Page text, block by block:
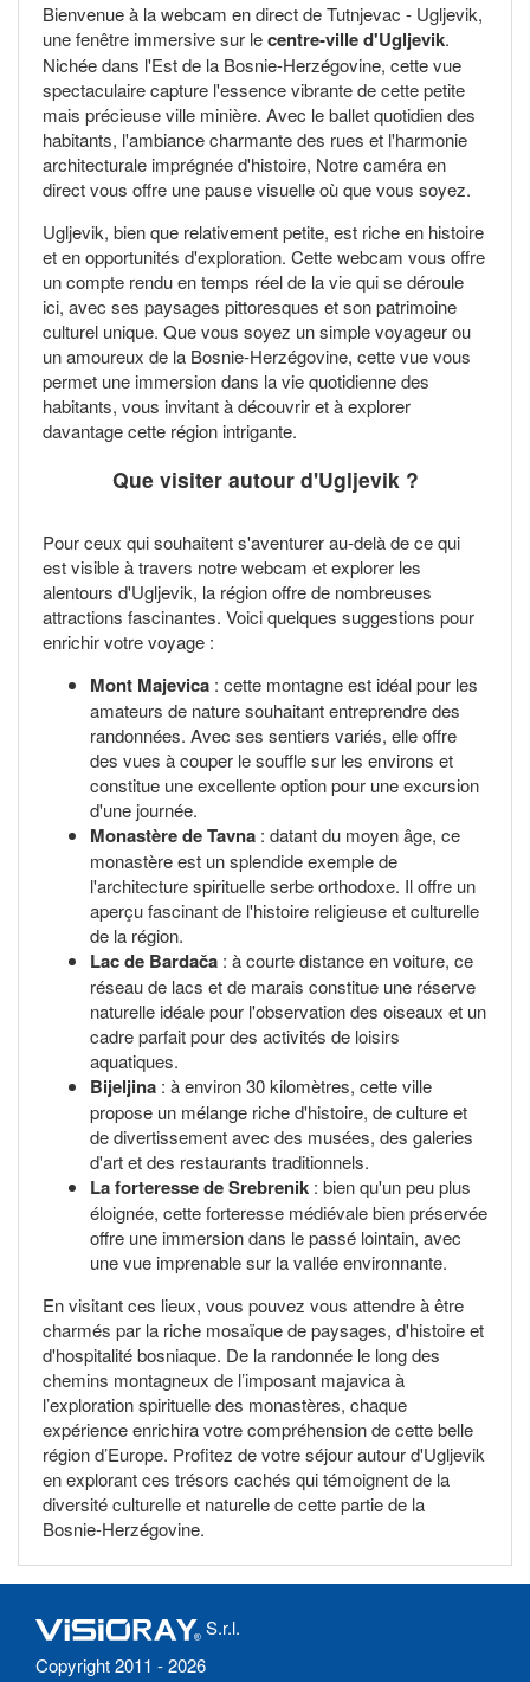
Bienvenue à la webcam en direct de Tutnjevac - Ugljevik,
une fenêtre immersive sur lecentre-ville d'Ugljevik.
Nichée dans l'Est de la Bosnie-Herzégovine, cette vue
spectaculaire capture l'essence vibrante de cette petite
mais précieuse ville minière. Avec le ballet quotidien des
habitants, l'ambiance charmante des rues et l'harmonie
architecturale imprégnée d'histoire, Notre caméra en
direct vous offre une pause visuelle où que vous soyez.
Ugljevik, bien que relativement petite, est riche en histoire
et en opportunités d'exploration. Cette webcam vous offre
un compte rendu en temps réel de la vie qui se déroule
ici, avec ses paysages pittoresques et son patrimoine
culturel unique. Que vous soyez un simple voyageur ou
un amoureux de la Bosnie-Herzégovine, cette vue vous
permet une immersion dans la vie quotidienne des
habitants, vous invitant à découvrir et à explorer
davantage cette région intrigante.
Que visiter autour d'Ugljevik ?
Pour ceux qui souhaitent s'aventurer au-delà de ce qui
est visible à travers notre webcam et explorer les
alentours d'Ugljevik, la région offre de nombreuses
attractions fascinantes. Voici quelques suggestions pour
enrichir votre voyage :
Mont Majevica : cette montagne est idéal pour les
amateurs de nature souhaitant entreprendre des
randonnées. Avec ses sentiers variés, elle offre
des vues à couper le souffle sur les environs et
constitue une excellente option pour une excursion
d'une journée.
Monastère de Tavna : datant du moyen âge, ce
monastère est un splendide exemple de
l'architecture spirituelle serbe orthodoxe. Il offre un
aperçu fascinant de l'histoire religieuse et culturelle
de la région.
Lac de Bardača : à courte distance en voiture, ce
réseau de lacs et de marais constitue une réserve
naturelle idéale pour l'observation des oiseaux et un
cadre parfait pour des activités de loisirs
aquatiques.
Bijeljina : à environ 30 kilomètres, cette ville
propose un mélange riche d'histoire, de culture et
de divertissement avec des musées, des galeries
d'art et des restaurants traditionnels.
La forteresse de Srebrenik : bien qu'un peu plus
éloignée, cette forteresse médiévale bien préservée
offre une immersion dans le passé lointain, avec
une vue imprenable sur la vallée environnante.
En visitant ces lieux, vous pouvez vous attendre à être
charmés par la riche mosaïque de paysages, d'histoire et
d'hospitalité bosniaque. De la randonnée le long des
chemins montagneux de l’imposant majavica à
l’exploration spirituelle des monastères, chaque
expérience enrichira votre compréhension de cette belle
région d’Europe. Profitez de votre séjour autour d'Ugljevik
en explorant ces trésors cachés qui témoignent de la
diversité culturelle et naturelle de cette partie de la
Bosnie-Herzégovine.
S.r.l.
Copyright 2011 - 2026